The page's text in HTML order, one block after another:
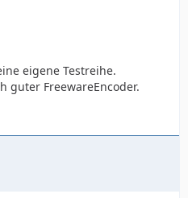
eigene Testreihe.
guter FreewareEncoder.